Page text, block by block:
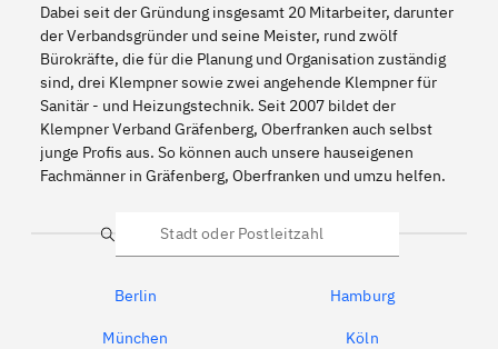
Dabei seit der Gründung insgesamt 20 Mitarbeiter, darunter
der Verbandsgründer und seine Meister, rund zwölf
Bürokräfte, die für die Planung und Organisation zuständig
sind, drei Klempner sowie zwei angehende Klempner für
Sanitär - und Heizungstechnik. Seit 2007 bildet der
Klempner Verband Gräfenberg, Oberfranken auch selbst
junge Profis aus. So können auch unsere hauseigenen
Fachmänner in Gräfenberg, Oberfranken und umzu helfen.
Suche
Berlin Hamburg
München Köln